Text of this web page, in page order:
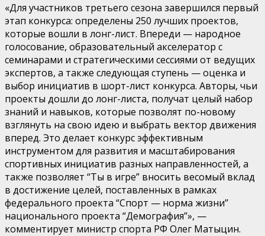
«Для участников третьего сезона завершился первый
этап конкурса: определены 250 лучших проектов,
которые вошли в лонг-лист. Впереди — народное
голосование, образовательный акселератор с
семинарами и стратегическими сессиями от ведущих
экспертов, а также следующая ступень — оценка и
выбор инициатив в шорт-лист конкурса. Авторы, чьи
проекты дошли до лонг-листа, получат целый набор
знаний и навыков, которые позволят по-новому
взглянуть на свою идею и выбрать вектор движения
вперед. Это делает конкурс эффективным
инструментом для развития и масштабирования
спортивных инициатив разных направленностей, а
также позволяет “Ты в игре” вносить весомый вклад
в достижение целей, поставленных в рамках
федерального проекта “Спорт — норма жизни”
национального проекта “Демография”», —
комментирует министр спорта РФ Олег Матыцин.